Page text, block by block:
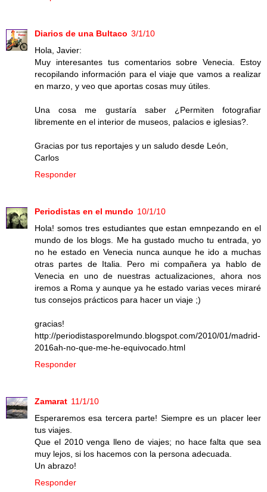
Diarios de una Bultaco 3/1/10
Hola, Javier:
Muy interesantes tus comentarios sobre Venecia. Estoy
recopilando información para el viaje que vamos a realizar
en marzo, y veo que aportas cosas muy útiles.
Una cosa me gustaría saber ¿Permiten fotografiar
libremente en el interior de museos, palacios e iglesias?.
Gracias por tus reportajes y un saludo desde León,
Carlos
Responder
Periodistas en el mundo 10/1/10
Hola! somos tres estudiantes que estan emnpezando en el
mundo de los blogs. Me ha gustado mucho tu entrada, yo
no he estado en Venecia nunca aunque he ido a muchas
otras partes de Italia. Pero mi compañera ya hablo de
Venecia en uno de nuestras actualizaciones, ahora nos
iremos a Roma y aunque ya he estado varias veces miraré
tus consejos prácticos para hacer un viaje ;)
gracias!
http://periodistasporelmundo.blogspot.com/2010/01/madrid-
2016ah-no-que-me-he-equivocado.html
Responder
Zamarat 11/1/10
Esperaremos esa tercera parte! Siempre es un placer leer
tus viajes.
Que el 2010 venga lleno de viajes; no hace falta que sea
muy lejos, si los hacemos con la persona adecuada.
Un abrazo!
Responder